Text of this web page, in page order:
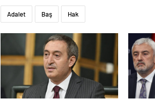
Adalet Baş Hak